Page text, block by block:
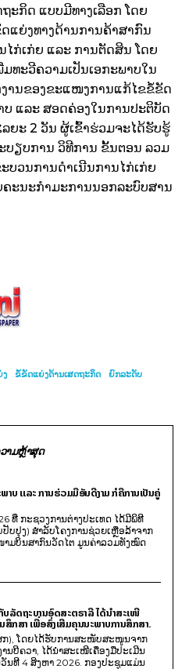
ະກິດ ແບບ​ມີ​ທາງ​ເລືອກ ໂດຍ​
ແຍ່ງ​ທາງ​ດ້ານ​ການ​ຄ້າ​ສາກົນ
ກ່​ເກ່ຍ ແລະ ການ​ຕັດສິນ ໂດຍ​
ທະວີ​ຄວາມ​ເປັນ​ເອກະພາບ​ໃນ​
ານ​ຂອງ​ຂະແໜງການ​ແກ້​ໄຂ​ຂໍ້​ຂັດ​
ບ ແລະ ສອດຄ່ອງ​ໃນ​ການ​ປະຕິບັດ​
ຍະ 2 ວັນ ຜູ້​ເຂົ້າ​ຮ່ວມ​ຈະ​ໄດ້​ຮັບ​ຮູ້
ບຽບການ ວິທີ​ການ ຂັ້ນ​ຕອນ ລວມ
ບວນ​ການ​ດຳເນີນ​ການ​ໄກ່ເກ່ຍ
ະນະ​ກຳມະການ​ນອກ​ລະບົບ​ສານ​
ຂໍ້ຂັດແຍ່ງດ້ານເສດຖະກິດ
ຍົກລະດັບ
າມຫຼ້າສຸດ
ບ ແລະ ການຮ່ວມມືອັນດີງາມ ກໍຄືການເປັນຄູ່
ທີ່ ກະຊວງການຕ່າງປະເທດ ໄດ້ມີພິທີ
ບປຸງ) ສໍາລັບໂຄງການຊ່ວຍເຫຼືອລ້າຈາກ
ມບິນສາກົນວັດໄຕ ມູນຄ່າລວມທັງໝົດ
ລັດຖະບານອົດສະຕຣາລີ ໄດ້ນຳສະເໜີ
ສຶກສາ ເພື່ອສົ່ງເສີມຄຸນນະພາບການສຶກສາ.
ກ), ໂດຍໄດ້ຮັບການສະໜັບສະໜູນຈາກ
ບີຄວາ, ໄດ້ນຳສະເໜີເຄື່ອງມືປະເມີນ
ນທີ 4 ສິງຫາ 2026. ກອງປະຊຸມແມ່ນ